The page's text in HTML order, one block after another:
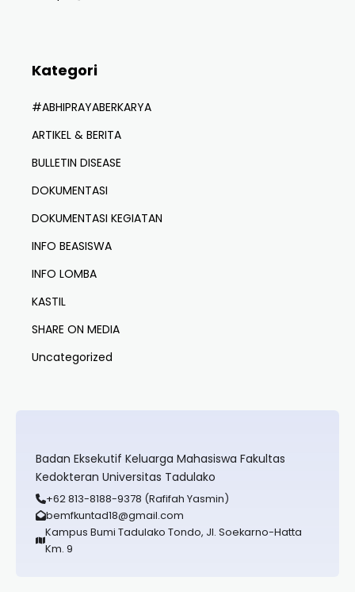
Kategori
#ABHIPRAYABERKARYA
ARTIKEL & BERITA
BULLETIN DISEASE
DOKUMENTASI
DOKUMENTASI KEGIATAN
INFO BEASISWA
INFO LOMBA
KASTIL
SHARE ON MEDIA
Uncategorized
Badan Eksekutif Keluarga Mahasiswa Fakultas
Kedokteran Universitas Tadulako
+62 813-8188-9378 (Rafifah Yasmin)
bemfkuntad18@gmail.com
Kampus Bumi Tadulako Tondo, Jl. Soekarno-Hatta
Km. 9